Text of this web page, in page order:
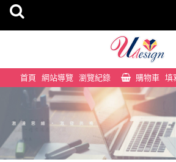
首頁 網站導覽 瀏覽紀錄 購物車 填